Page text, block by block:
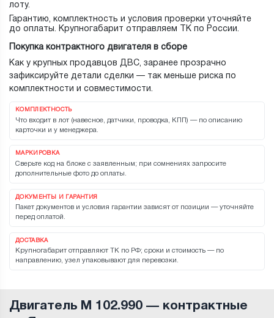
лоту.
Гарантию, комплектность и условия проверки уточняйте
до оплаты. Крупногабарит отправляем ТК по России.
Покупка контрактного двигателя в сборе
Как у крупных продавцов ДВС, заранее прозрачно
зафиксируйте детали сделки — так меньше риска по
комплектности и совместимости.
КОМПЛЕКТНОСТЬ
Что входит в лот (навесное, датчики, проводка, КПП) — по описанию
карточки и у менеджера.
МАРКИРОВКА
Сверьте код на блоке с заявленным; при сомнениях запросите
дополнительные фото до оплаты.
ДОКУМЕНТЫ И ГАРАНТИЯ
Пакет документов и условия гарантии зависят от позиции — уточняйте
перед оплатой.
ДОСТАВКА
Крупногабарит отправляют ТК по РФ; сроки и стоимость — по
направлению, узел упаковывают для перевозки.
Двигатель M 102.990 — контрактные